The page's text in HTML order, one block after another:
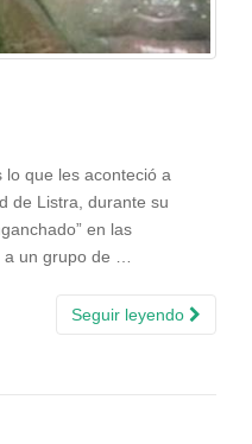
lo que les aconteció a
de Listra, durante su
en las
un grupo de …
Seguir leyendo